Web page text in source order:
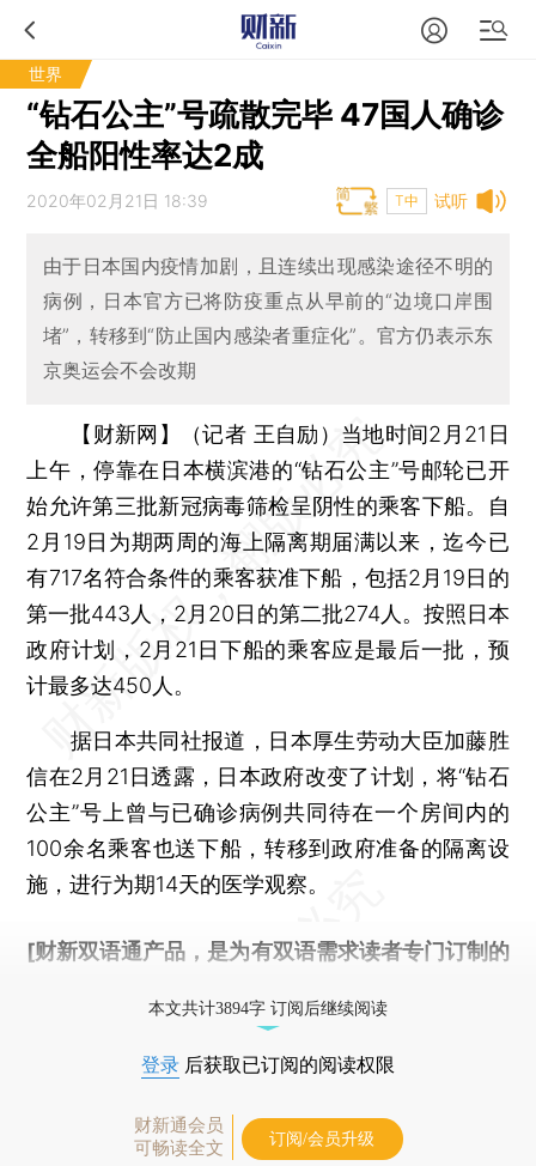
世界
“钻石公主”号疏散完毕 47国人确诊
全船阳性率达2成
试听
2020年02月21日 18:39 T中
由于日本国内疫情加剧，且连续出现感染途径不明的
病例，日本官方已将防疫重点从早前的“边境口岸围
堵”，转移到“防止国内感染者重症化”。官方仍表示东
京奥运会不会改期
【财新网】（记者 王自励） 当地时间2月21日
上午，停靠在日本横滨港的“钻石公主”号邮轮已开
始允许第三批新冠病毒筛检呈阴性的乘客下船。自
2月19日为期两周的海上隔离期届满以来，迄今已
有717名符合条件的乘客获准下船，包括2月19日的
第一批443人，2月20日的第二批274人。按照日本
政府计划，2月21日下船的乘客应是最后一批，预
计最多达450人。
据日本共同社报道，日本厚生劳动大臣加藤胜
信在2月21日透露，日本政府改变了计划，将“钻石
公主”号上曾与已确诊病例共同待在一个房间内的
100余名乘客也送下船，转移到政府准备的隔离设
施，进行为期14天的医学观察。
[财新双语通产品，是为有双语需求读者专门订制的
本文共计3894字 订阅后继续阅读
登录 后获取已订阅的阅读权限
财新通会员
可畅读全文
订阅/会员升级